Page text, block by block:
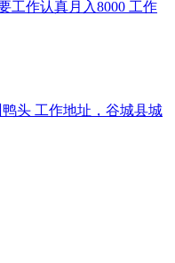
工作认真月入8000 工作
头 工作地址，谷城县城